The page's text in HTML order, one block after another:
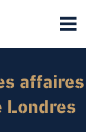
affaires
Londres